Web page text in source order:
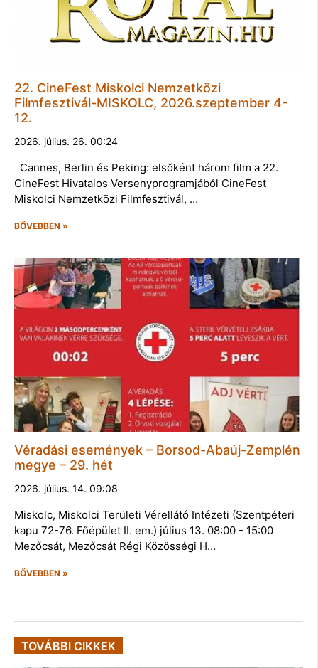
22. CineFest Miskolci Nemzetközi
Filmfesztivál-MISKOLC, 2026.szeptember 4-
12.
2026. július. 26. 00:24
Cannes, Berlin és Peking: elsőként három film a 22.
CineFest Hivatalos Versenyprogramjából CineFest
Miskolci Nemzetközi Filmfesztivál, …
BŐVEBBEN »
Véradási események – Borsod-Abaúj-Zemplén
megye – 29. hét
2026. július. 14. 09:08
Miskolc, Miskolci Területi Vérellátó Intézeti (Szentpéteri
kapu 72-76. Főépület II. em.) július 13. 08:00 - 15:00
Mezőcsát, Mezőcsát Régi Közösségi H…
BŐVEBBEN »
TOVÁBBI CIKKEK